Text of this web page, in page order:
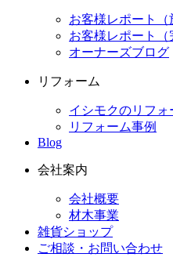
お客様レポート（
お客様レポート（
オーナーズブログ
リフォーム
イシモクのリフォ
リフォーム事例
Blog
会社案内
会社概要
材木事業
雑貨ショップ
ご相談・お問い合わせ